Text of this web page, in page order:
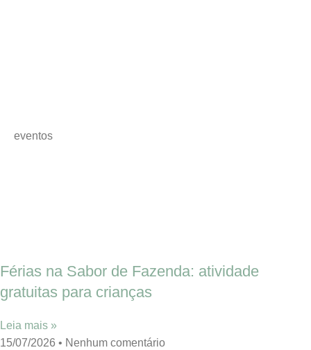
eventos
Férias na Sabor de Fazenda: atividade
gratuitas para crianças
Leia mais »
15/07/2026
Nenhum comentário